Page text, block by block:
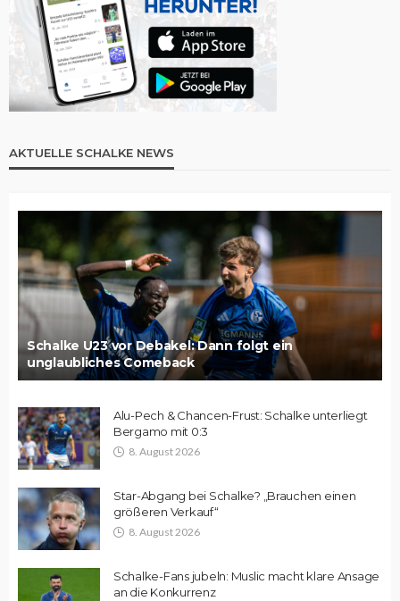
AKTUELLE SCHALKE NEWS
Schalke U23 vor Debakel: Dann folgt ein
unglaubliches Comeback
Alu-Pech & Chancen-Frust: Schalke unterliegt
Bergamo mit 0:3
8. August 2026
Star-Abgang bei Schalke? „Brauchen einen
größeren Verkauf“
8. August 2026
Schalke-Fans jubeln: Muslic macht klare Ansage
an die Konkurrenz